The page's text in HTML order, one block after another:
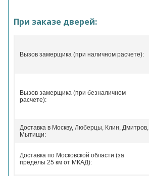
При заказе дверей:
Вызов замерщика (при наличном расчете):
Вызов замерщика (при безналичном
расчете):
Доставка в Москву, Люберцы, Клин, Дмитров,
Мытищи:
Доставка по Московской области (за
пределы 25 км от МКАД):